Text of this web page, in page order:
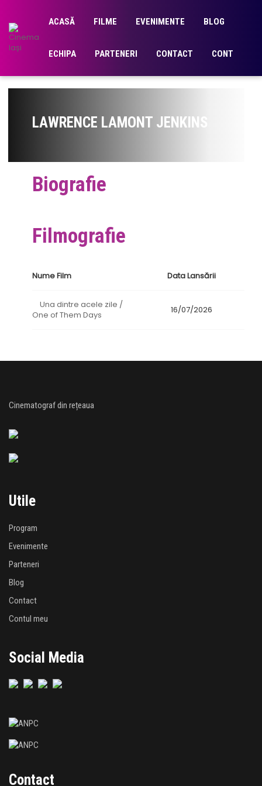
ACASĂ FILME EVENIMENTE BLOG
ECHIPA PARTENERI CONTACT CONT
LAWRENCE LAMONT JENKINS
Biografie
Filmografie
Nume Film Data Lansării
Una dintre acele zile /
One of Them Days
16/07/2026
Cinematograf din rețeaua
Utile
Program
Evenimente
Parteneri
Blog
Contact
Contul meu
Social Media
Contact